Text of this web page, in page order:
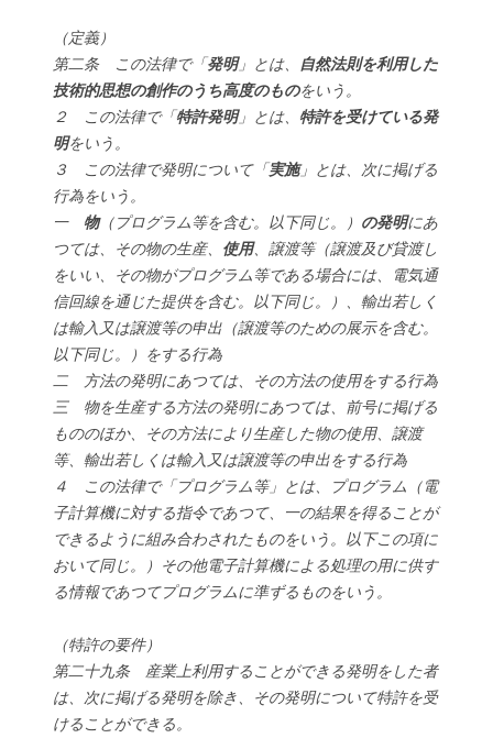
（定義）
第二条 この法律で「発明」とは、
自然法則を利用した
技術的思想の創作のうち高度のものをいう。
２ この法律で「特許発明」とは、 特許を受けている発
明をいう。
３ この法律で発明について「実施」とは、次に掲げる
行為をいう。
一 物（プログラム等を含む。以下同じ。） の発明にあ
つては、その物の生産、 使用、譲渡等（譲渡及び貸渡し
をいい、その物がプログラム等である場合には、電気通
信回線を通じた提供を含む。以下同じ。）、輸出若しく
は輸入又は譲渡等の申出（譲渡等のための展示を含む。
以下同じ。）をする行為
二 方法の発明にあつては、その方法の使用をする行為
三 物を生産する方法の発明にあつては、前号に掲げる
もののほか、その方法により生産した物の使用、譲渡
等、輸出若しくは輸入又は譲渡等の申出をする行為
４ この法律で「プログラム等」とは、プログラム（電
子計算機に対する指令であつて、一の結果を得ることが
できるように組み合わされたものをいう。以下この項に
おいて同じ。）その他電子計算機による処理の用に供す
る情報であつてプログラムに準ずるものをいう。
（特許の要件）
第二十九条 産業上利用することができる発明をした者
は、次に掲げる発明を除き、その発明について特許を受
けることができる。